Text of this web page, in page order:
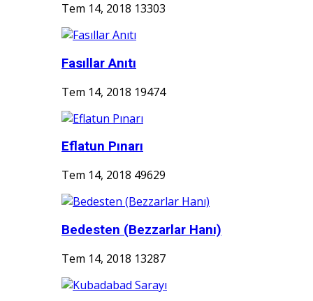
Tem 14, 2018 13303
Fasıllar Anıtı
Tem 14, 2018 19474
Eflatun Pınarı
Tem 14, 2018 49629
Bedesten (Bezzarlar Hanı)
Tem 14, 2018 13287